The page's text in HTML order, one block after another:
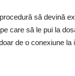
să devină
care să le pui la
de o conexiune